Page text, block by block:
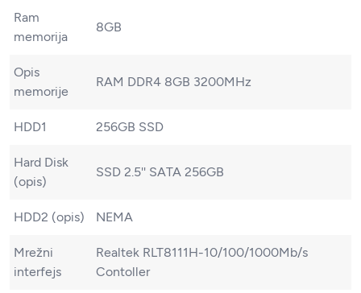
Ram
memorija
8GB
Opis
memorije
RAM DDR4 8GB 3200MHz
HDD1 256GB SSD
Hard Disk
(opis)
SSD 2.5'' SATA 256GB
HDD2 (opis) NEMA
Mrežni
interfejs
Realtek RLT8111H-10/100/1000Mb/s
Contoller